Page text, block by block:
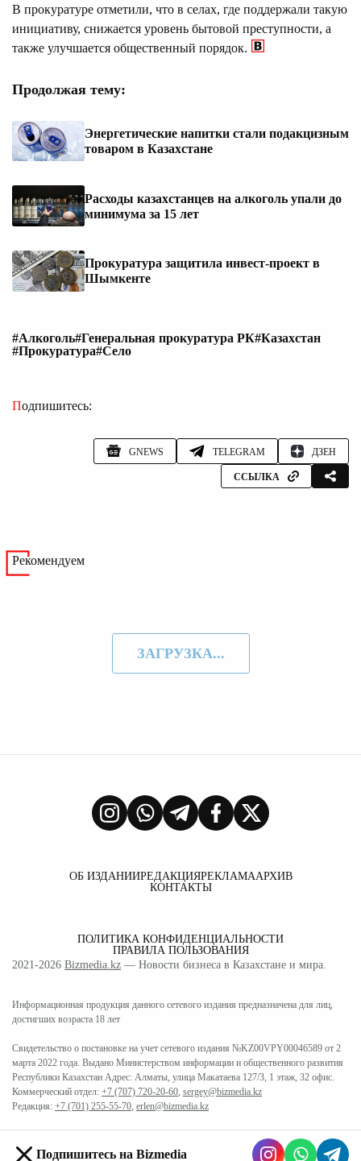
В прокуратуре отметили, что в селах, где поддержали такую
инициативу, снижается уровень бытовой преступности, а
также улучшается общественный порядок.
Продолжая тему:
Энергетические напитки стали подакцизным
товаром в Казахстане
Расходы казахстанцев на алкоголь упали до
минимума за 15 лет
Прокуратура защитила инвест-проект в
Шымкенте
#Алкоголь#Генеральная прокуратура РК#Казахстан
#Прокуратура#Село
Подпишитесь:
GNEWS TELEGRAM ДЗЕН
ССЫЛКА
Рекомендуем
ЗАГРУЗКА...
ОБ ИЗДАНИИРЕДАКЦИЯРЕКЛАМААРХИВ
КОНТАКТЫ
ПОЛИТИКА КОНФИДЕНЦИАЛЬНОСТИ
ПРАВИЛА ПОЛЬЗОВАНИЯ
2021-2026 Bizmedia.kz — Новости бизнеса в Казахстане и мира.
Информационная продукция данного сетевого издания предназначена для лиц,
достигших возраста 18 лет
Свидетельство о постановке на учет сетевого издания №KZ00VPY00046589 от 2
марта 2022 года. Выдано Министерством информации и общественного развития
Республики Казахстан Адрес: Алматы, улица Макатаева 127/3, 1 этаж, 32 офис.
Коммерческий отдел: +7 (707) 720-20-60 sergey@bizmedia.kz
Редакция: +7 (701) 255-55-70 erlen@bizmedia.kz
Подпишитесь на Bizmedia